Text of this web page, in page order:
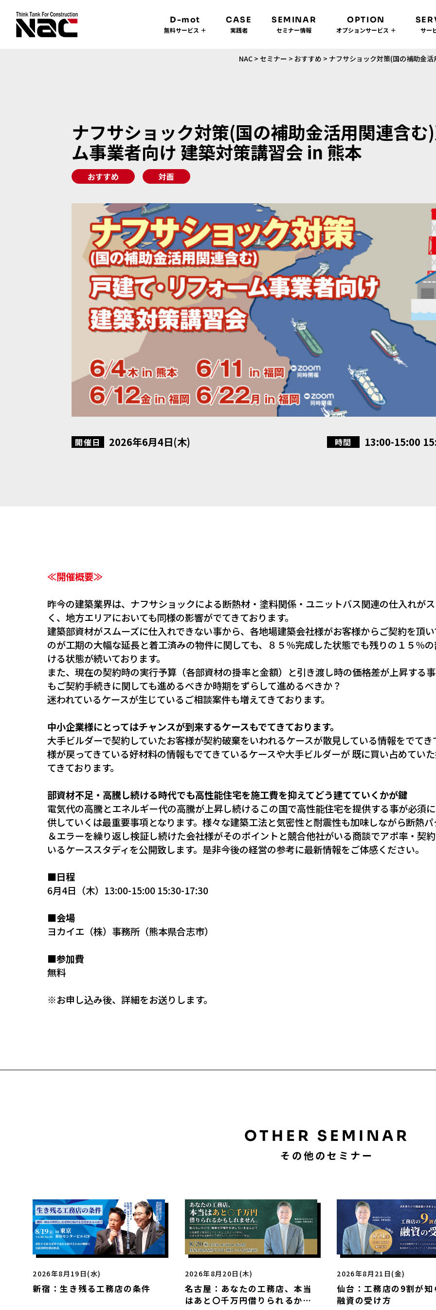
D-mot
無料サービス ＋
CASE
実践者
SEMINAR
セミナー情報
OPTION
オプションサービス ＋ サー
NAC >セミナー > おすすめ > ナフサショック対策(国の補助金
ナフサショック対策(国の補助金活用関連含
ム事業者向け 建築対策講習会 in 熊本
おすすめ 対面
開催日 2026年6月4日(木) 時間 13:00-15:00
≪開催概要≫
昨今の建築業界は、ナフサショックによる断熱材・塗料関係・ユニットバス関連の仕入れが
く、地方エリアにおいても同様の影響がでてきております。
建築部資材がスムーズに仕入れできない事から、各地場建築会社様がお客様からご契約を頂
のが工期の大幅な延長と着工済みの物件に関しても、８５％完成した状態でも残りの１５％
ける状態が続いております。
また、現在の契約時の実行予算（各部資材の掛率と金額）と引き渡し時の価格差が上昇する
もご契約手続きに関しても進めるべきか時期をずらして進めるべきか？
迷われているケースが生じているご相談案件も増えてきております。
中小企業様にとってはチャンスが到来するケースもでてきております。
大手ビルダーで契約していたお客様が契約破棄をいわれるケースが散見している情報をでて
様が戻ってきている好材料の情報もでてきているケースや大手ビルダーが 既に買い占めてい
てきております。
部資材不足・高騰し続ける時代でも高性能住宅を施工費を抑えてどう建てていくかが鍵
電気代の高騰とエネルギー代の高騰が上昇し続けるこの国で高性能住宅を提供する事が必須
供していくは最重要事項となります。様々な建築工法と気密性と耐震性も加味しながら断熱
＆エラーを繰り返し検証し続けた会社様がそのポイントと競合他社がいる商談でアポ率・契
いるケーススタディを公開致します。是非今後の経営の参考に最新情報をご体感ください。
■日程
6月4日（木）13:00-15:00 15:30-17:30
■会場
ヨカイエ（株）事務所（熊本県合志市）
■参加費
無料
※お申し込み後、詳細をお送りします。
OTHER SEMINAR
その他のセミナー
2026年8月19日(水)
新宿：生き残る工務店の条件
2026年8月20日(木)
名古屋：あなたの工務店、本当
はあと〇千万円借りられるかも
2026年8月21日(金)
仙台：工務店の9割が知
融資の受け方